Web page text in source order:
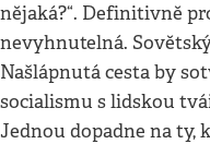
nějaká?“. Definitivně
nevyhnutelná.
Našlápnutá cesta by
socialismu s lidskou
Jednou dopadne na ty,